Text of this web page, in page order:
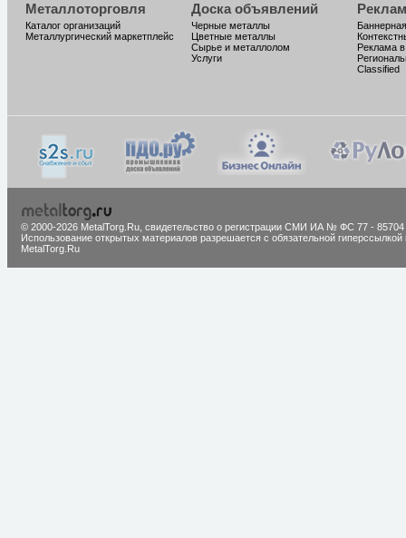
Металлоторговля
Каталог организаций
Металлургический маркетплейс
Доска объявлений
Черные металлы
Цветные металлы
Сырье и металлолом
Услуги
Реклама
Classified
© 2000-2026 MetalTorg.Ru, cвидетельство о регистрации СМИ ИА № ФС 77 - 85704
Использование открытых материалов разрешается с обязательной гиперссылкой
MetalTorg.Ru